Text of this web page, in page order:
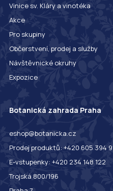
Vinice sv. Kláry a vinotéka
Akce
Pro skupiny
Občerstvení, prodej a služby
Návštěvnické okruhy
Expozice
Botanická zahrada Praha
eshop@botanicka.cz
Prodej produktů: +420 605 394
E-vstupenky: +420 234 148 122
Trojská 800/196